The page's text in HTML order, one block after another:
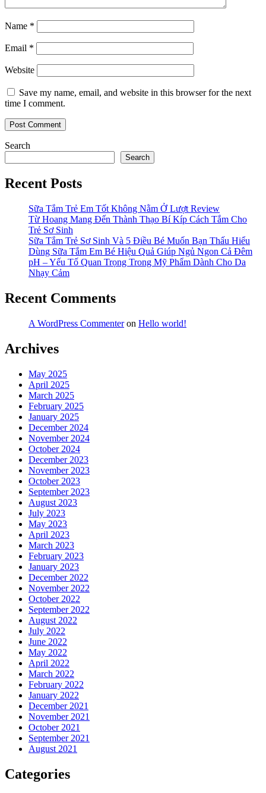
Name *
Email *
Website
Save my name, email, and website in this browser for the next
time I comment.
Search
Search
Recent Posts
Sữa Tắm Trẻ Em Tốt Không Nằm Ở Lượt Review
Từ Hoang Mang Đến Thành Thạo Bí Kíp Cách Tắm Cho
Trẻ Sơ Sinh
Sữa Tắm Trẻ Sơ Sinh Và 5 Điều Bé Muốn Bạn Thấu Hiểu
Dùng Sữa Tắm Em Bé Hiệu Quả Giúp Ngủ Ngon Cả Đêm
pH – Yếu Tố Quan Trọng Trong Mỹ Phẩm Dành Cho Da
Nhạy Cảm
Recent Comments
A WordPress Commenteron Hello world!
Archives
May 2025
April 2025
March 2025
February 2025
January 2025
December 2024
November 2024
October 2024
December 2023
November 2023
October 2023
September 2023
August 2023
July 2023
May 2023
April 2023
March 2023
February 2023
January 2023
December 2022
November 2022
October 2022
September 2022
August 2022
July 2022
June 2022
May 2022
April 2022
March 2022
February 2022
January 2022
December 2021
November 2021
October 2021
September 2021
August 2021
Categories